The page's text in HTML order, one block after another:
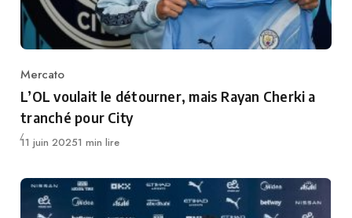
Category
Mercato
L’OL voulait le détourner, mais Rayan Cherki a
tranché pour City
Publié
11 juin 20251 min lire